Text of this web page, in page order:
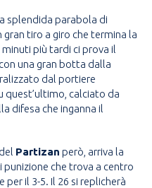
splendida parabola di
tiro a giro che termina la
più tardi ci prova il
con una gran botta dalla
dal portiere
quest’ultimo, calciato da
difesa che inganna il
Partizan però, arriva la
punizione che trova a centro
per il 3-5. Il 26 si replicherà